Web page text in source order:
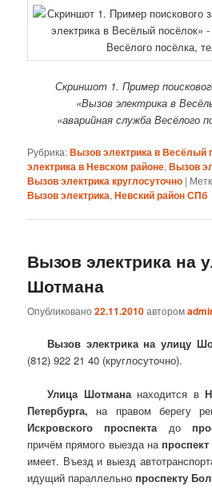
Скриншот 1. Пример
«Вызов электрика в
«аварийная служба Весёлого
Рубрика:Вызов электрика в Весёлый
электрика в Невском районе,Вызов
Вызов электрика круглосуточно |
Вызов электрика,Невский район СПб
Вызов электрика на
Шотмана
Опубликовано22.11.2010автором
Вызов электрика на улицу
(812) 922 21 40 (круглосуточно).
Улица Шотмананаходится в
Петербурга, на правом берегу
Искровского проспекта до
причём прямого выезда на
имеет. Въезд и выезд
идущий параллельно проспекту